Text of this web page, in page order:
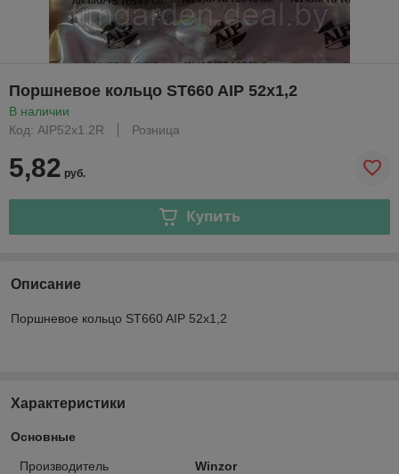
Поршневое кольцо ST660 AIP 52х1,2
В наличии
Код: AIP52х1.2R
Розница
5,82 руб.
Купить
Описание
Поршневое кольцо ST660 AIP 52х1,2
Характеристики
Основные
Производитель
Winzor